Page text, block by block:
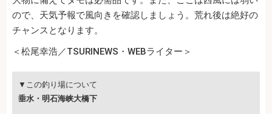
ので、天気予報で風向きを確認しましょう。荒れ後は絶好の
チャンスとなります。
＜松尾幸浩／TSURINEWS・WEBライター＞
▼この釣り場について
垂水・明石海峡大橋下